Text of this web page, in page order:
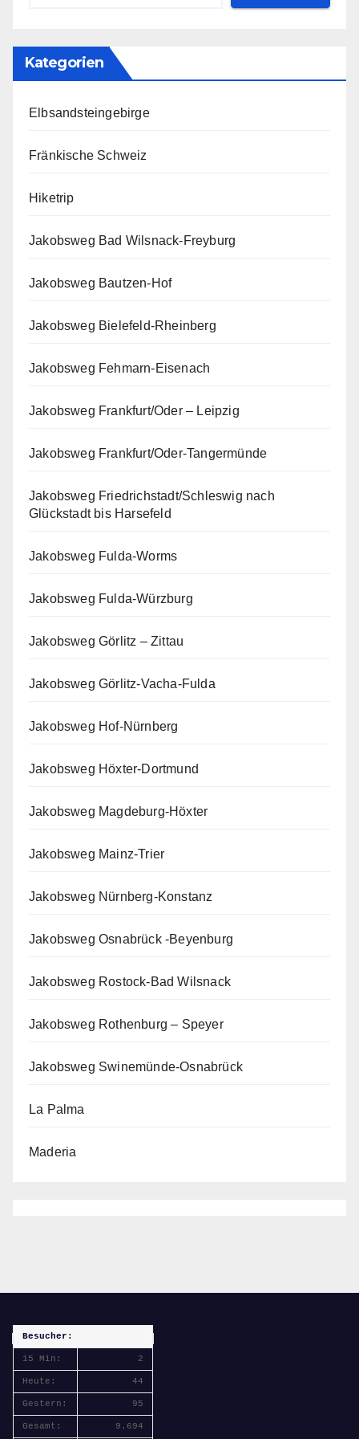
Kategorien
Elbsandsteingebirge
Fränkische Schweiz
Hiketrip
Jakobsweg Bad Wilsnack-Freyburg
Jakobsweg Bautzen-Hof
Jakobsweg Bielefeld-Rheinberg
Jakobsweg Fehmarn-Eisenach
Jakobsweg Frankfurt/Oder – Leipzig
Jakobsweg Frankfurt/Oder-Tangermünde
Jakobsweg Friedrichstadt/Schleswig nach
Glückstadt bis Harsefeld
Jakobsweg Fulda-Worms
Jakobsweg Fulda-Würzburg
Jakobsweg Görlitz – Zittau
Jakobsweg Görlitz-Vacha-Fulda
Jakobsweg Hof-Nürnberg
Jakobsweg Höxter-Dortmund
Jakobsweg Magdeburg-Höxter
Jakobsweg Mainz-Trier
Jakobsweg Nürnberg-Konstanz
Jakobsweg Osnabrück -Beyenburg
Jakobsweg Rostock-Bad Wilsnack
Jakobsweg Rothenburg – Speyer
Jakobsweg Swinemünde-Osnabrück
La Palma
Maderia
Besucher:
15 Min: 2
Heute: 44
Gestern: 95
Gesamt: 9.694